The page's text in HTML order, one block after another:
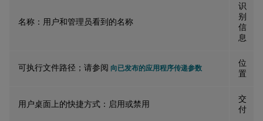
名称：用户和管理员看到的名称
识
别
信
息
可执行文件路径；请参阅 向已发布的应用程序传递参数
位
置
用户桌面上的快捷方式：启用或禁用
交
付